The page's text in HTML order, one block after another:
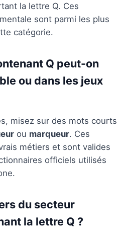
la lettre Q. Ces
sont parmi les plus
catégorie.
Q peut-on
ou dans les jeux
misez sur des mots courts
ou marqueur. Ces
métiers et sont valides
officiels utilisés
du secteur
la lettre Q ?